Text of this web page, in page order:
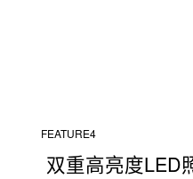
FEATURE4
双重高亮度LED